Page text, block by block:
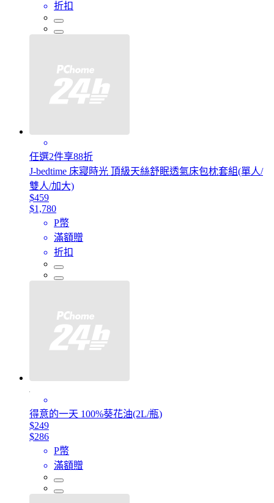
折扣
任選2件享88折
J-bedtime 床寢時光 頂級天絲舒眠透氣床包枕套組(單人/
雙人/加大)
$459
$1,780
P幣
滿額贈
折扣
得意的一天 100%葵花油(2L/瓶)
$249
$286
P幣
滿額贈